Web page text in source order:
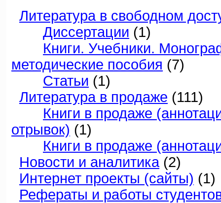
Литература в свободном
Диссертации (1)
Книги. Учебники.
методические пособия (7)
Статьи (1)
Литература в продаже (111)
Книги в продаже
отрывок) (1)
Книги в продаже
Новости и аналитика(2)
Интернет проекты (сайты) (1)
Рефераты и работы